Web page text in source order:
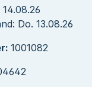
Do. 13.08.26
1001082